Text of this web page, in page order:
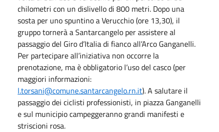
chilometri con un dislivello di 800 metri. Dopo una
sosta per uno spuntino a Verucchio (ore 13,30), il
gruppo tornerà a Santarcangelo per assistere al
passaggio del Giro d’Italia di fianco all’Arco Ganganelli.
Per partecipare all’iniziativa non occorre la
prenotazione, ma è obbligatorio l’uso del casco (per
maggiori informazioni:
l.torsani@comune.santarcangelo.rn.it). A salutare il
passaggio dei ciclisti professionisti, in piazza Ganganelli
e sul municipio campeggeranno grandi manifesti e
striscioni rosa.